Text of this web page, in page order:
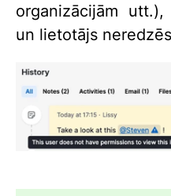
organizācijām
un lietotājs